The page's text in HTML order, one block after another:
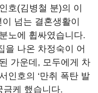
호(김병철 분)의 이
이 넘는 결혼생활이
분노에 휩싸였습니다.
을 나온 차정숙이 어
가운데 , 모두에게 차
인호의 ‘만취 폭탄 발
금케 했습니다.